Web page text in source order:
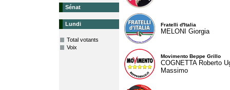
Sénat
Lundi
Total votants
Voix
Fratelli d'Italia
MELONI Giorgia
Movimento Beppe Grillo
COGNETTA Roberto
Massimo